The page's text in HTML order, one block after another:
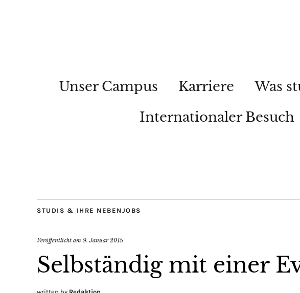
Unser Campus Karriere Was
Internationaler Besuch
STUDIS & IHRE NEBENJOBS
Veröffentlicht am 9. Januar 2015
Selbständig mit einer